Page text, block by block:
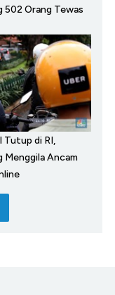
502 Orang Tewas
Tutup di RI,
Menggila Ancam